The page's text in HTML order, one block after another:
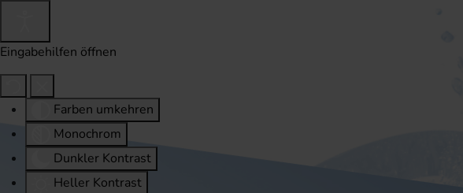
Eingabehilfen öffnen
Farben umkehren
Monochrom
Dunkler Kontrast
Heller Kontrast